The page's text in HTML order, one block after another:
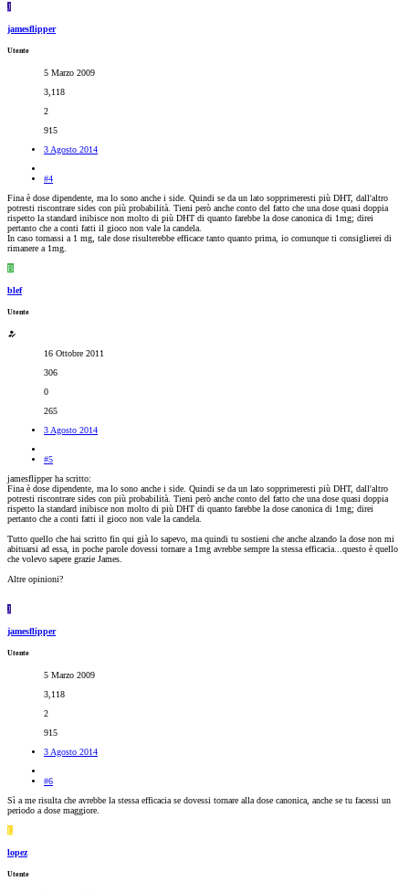
J
jamesflipper
Utente
5 Marzo 2009
3,118
2
915
3 Agosto 2014
#4
Fina è dose dipendente, ma lo sono anche i side. Quindi se da un lato sopprimeresti più DHT, dall'altro
potresti riscontrare sides con più probabilità. Tieni però anche conto del fatto che una dose quasi doppia
rispetto la standard inibisce non molto di più DHT di quanto farebbe la dose canonica di 1mg; direi
pertanto che a conti fatti il gioco non vale la candela.
In caso tornassi a 1 mg, tale dose risulterebbe efficace tanto quanto prima, io comunque ti consiglierei di
rimanere a 1mg.
B
blef
Utente
16 Ottobre 2011
306
0
265
3 Agosto 2014
#5
jamesflipper ha scritto:
Fina è dose dipendente, ma lo sono anche i side. Quindi se da un lato sopprimeresti più DHT, dall'altro
potresti riscontrare sides con più probabilità. Tieni però anche conto del fatto che una dose quasi doppia
rispetto la standard inibisce non molto di più DHT di quanto farebbe la dose canonica di 1mg; direi
pertanto che a conti fatti il gioco non vale la candela.
Tutto quello che hai scritto fin qui già lo sapevo, ma quindi tu sostieni che anche alzando la dose non mi
abituarsi ad essa, in poche parole dovessi tornare a 1mg avrebbe sempre la stessa efficacia...questo è quello
che volevo sapere grazie James.
Altre opinioni?
J
jamesflipper
Utente
5 Marzo 2009
3,118
2
915
3 Agosto 2014
#6
Sì a me risulta che avrebbe la stessa efficacia se dovessi tornare alla dose canonica, anche se tu facessi un
periodo a dose maggiore.
L
lopez
Utente